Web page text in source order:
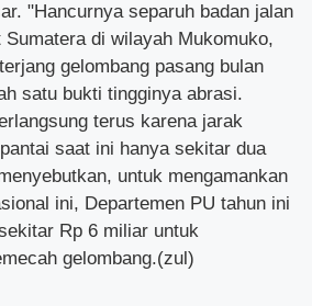
"Hancurnya separuh badan jalan
di wilayah Mukomuko,
gelombang pasang bulan
satu bukti tingginya abrasi.
terus karena jarak
saat ini hanya sekitar dua
untuk mengamankan
ini, Departemen PU tahun ini
Rp 6 miliar untuk
gelombang.(zul)